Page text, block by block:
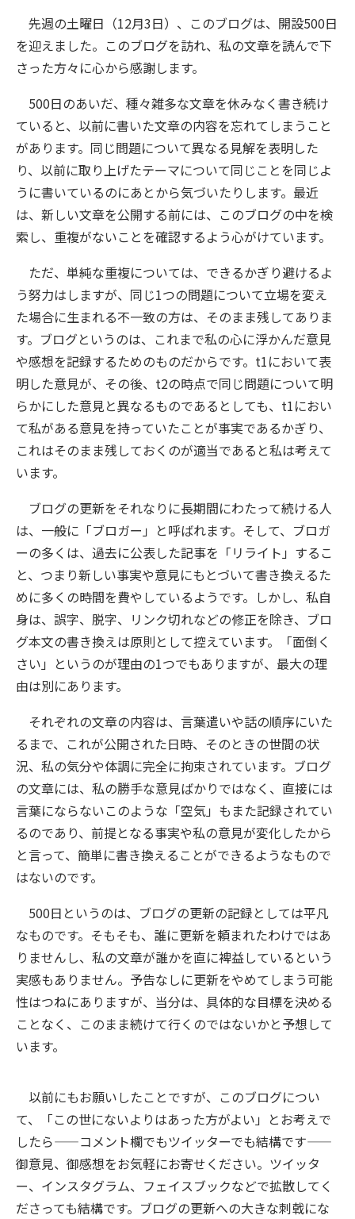
先週の土曜日（12月3日）、このブログは、開設500日
を迎えました。このブログを訪れ、私の文章を読んで下
さった方々に心から感謝します。
500日のあいだ、種々雑多な文章を休みなく書き続け
ていると、以前に書いた文章の内容を忘れてしまうこと
があります。同じ問題について異なる見解を表明した
り、以前に取り上げたテーマについて同じことを同じよ
うに書いているのにあとから気づいたりします。最近
は、新しい文章を公開する前には、このブログの中を検
索し、重複がないことを確認するよう心がけています。
ただ、単純な重複については、できるかぎり避けるよ
う努力はしますが、同じ1つの問題について立場を変え
た場合に生まれる不一致の方は、そのまま残してありま
す。ブログというのは、これまで私の心に浮かんだ意見
や感想を記録するためのものだからです。t1において表
明した意見が、その後、t2の時点で同じ問題について明
らかにした意見と異なるものであるとしても、t1におい
て私がある意見を持っていたことが事実であるかぎり、
これはそのまま残しておくのが適当であると私は考えて
います。
ブログの更新をそれなりに長期間にわたって続ける人
は、一般に「ブロガー」と呼ばれます。そして、ブロガ
ーの多くは、過去に公表した記事を「リライト」するこ
と、つまり新しい事実や意見にもとづいて書き換えるた
めに多くの時間を費やしているようです。しかし、私自
身は、誤字、脱字、リンク切れなどの修正を除き、ブロ
グ本文の書き換えは原則として控えています。「面倒く
さい」というのが理由の1つでもありますが、最大の理
由は別にあります。
それぞれの文章の内容は、言葉遣いや話の順序にいた
るまで、これが公開された日時、そのときの世間の状
況、私の気分や体調に完全に拘束されています。ブログ
の文章には、私の勝手な意見ばかりではなく、直接には
言葉にならないこのような「空気」もまた記録されてい
るのであり、前提となる事実や私の意見が変化したから
と言って、簡単に書き換えることができるようなもので
はないのです。
500日というのは、ブログの更新の記録としては平凡
なものです。そもそも、誰に更新を頼まれたわけではあ
りませんし、私の文章が誰かを直に裨益しているという
実感もありません。予告なしに更新をやめてしまう可能
性はつねにありますが、当分は、具体的な目標を決める
ことなく、このまま続けて行くのではないかと予想して
います。
以前にもお願いしたことですが、このブログについ
て、「この世にないよりはあった方がよい」とお考えで
したら——コメント欄でもツイッターでも結構です——
御意見、御感想をお気軽にお寄せください。ツイッタ
ー、インスタグラム、フェイスブックなどで拡散してく
ださっても結構です。ブログの更新への大きな刺戟にな